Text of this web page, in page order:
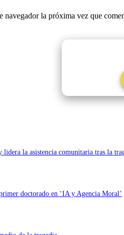
la próxima vez que
lidera la asistencia comunitaria tras la
doctorado en ‘IA y Agencia Moral’